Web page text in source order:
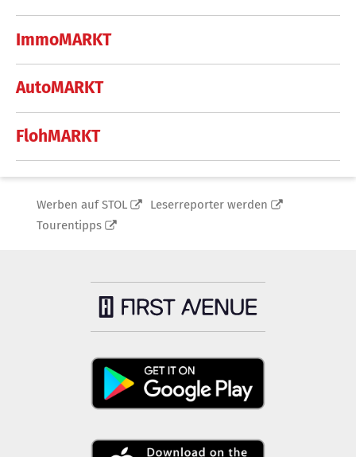
ImmoMARKT
AutoMARKT
FlohMARKT
Werben auf STOL
Leserreporter werden
Tourentipps